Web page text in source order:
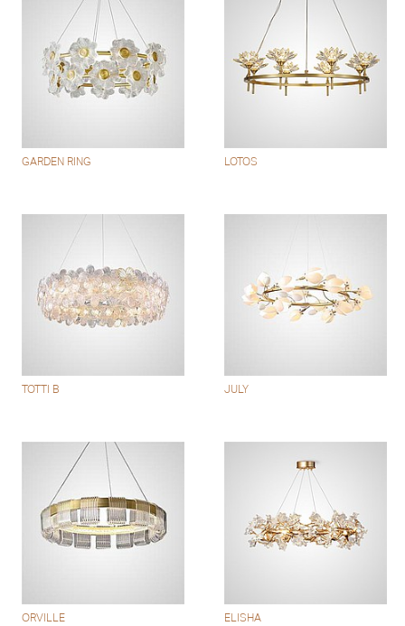
GARDEN RING LOTOS
TOTTI B JULY
ORVILLE ELISHA